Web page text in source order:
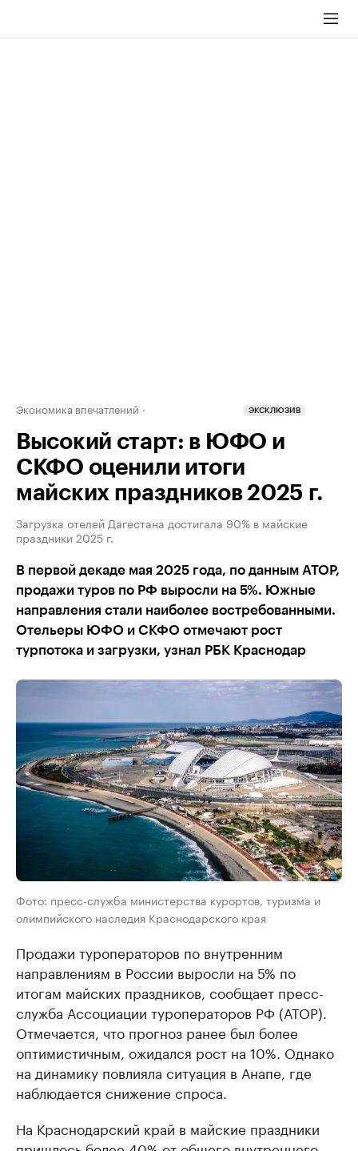
Экономика впечатлений ЭКСКЛЮЗИВ
Высокий старт: в ЮФО и
СКФО оценили итоги
майских праздников 2025 г.
Загрузка отелей Дагестана достигала 90% в майские
праздники 2025 г.
В первой декаде мая 2025 года, по данным АТОР,
продажи туров по РФ выросли на 5%. Южные
направления стали наиболее востребованными.
Отельеры ЮФО и СКФО отмечают рост
турпотока и загрузки, узнал РБК Краснодар
Фото: пресс-служба министерства курортов, туризма и
олимпийского наследия Краснодарского края
Продажи туроператоров по внутренним
направлениям в России выросли на 5% по
итогам майских праздников, сообщает пресс-
служба Ассоциации туроператоров РФ (АТОР).
Отмечается, что прогноз ранее был более
оптимистичным, ожидался рост на 10%. Однако
на динамику повлияла ситуация в Анапе, где
наблюдается снижение спроса.
На Краснодарский край в майские праздники